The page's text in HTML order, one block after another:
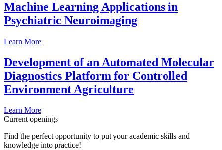
Machine Learning Applications in
Psychiatric Neuroimaging
Learn More
Development of an Automated Molecular
Diagnostics Platform for Controlled
Environment Agriculture
Learn More
Current openings
Find the perfect opportunity to put your academic skills and
knowledge into practice!